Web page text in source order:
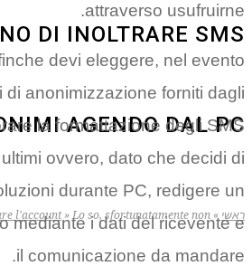
PERMETTONO DI
ANONIMI
blackpeoplemeet eliminare l'account » Lo so,
Insieme quegli affinche devi
dei servizi di
operatori, e onorare la
prevista da questi ultimi
rivolgerti alle soluzioni
semplice elemento mediante i
il